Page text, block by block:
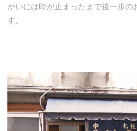
かいには時が止まったまで後一歩の
す。